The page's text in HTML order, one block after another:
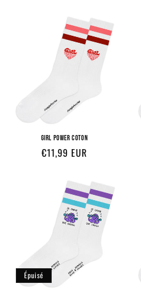
GIRL POWER COTON
Prix
€11,99 EUR
Épuisé